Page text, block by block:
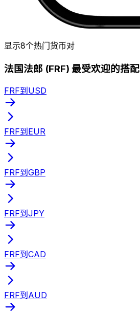
显示8个热门货币对
法国法郎 (FRF) 最受欢迎的搭配
FRF到USD
FRF到EUR
FRF到GBP
FRF到JPY
FRF到CAD
FRF到AUD